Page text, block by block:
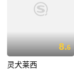
8.6
灵犬莱西